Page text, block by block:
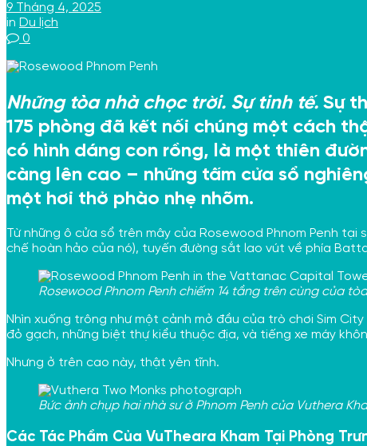
9 Tháng 4, 2025
in Du lịch
0
Những tòa nhà chọc trời. Sự tinh tế. Sự
175 phòng đã kết nối chúng một cách
có hình dáng con rồng, là một thiên
càng lên cao – những tấm cửa sổ
một hơi thở phào nhẹ nhõm.
Từ những ô cửa sổ trên mây của Rosewood Phnom Penh
chế hoàn hảo của nó), tuyến đường sắt lao vút về phía
Rosewood Phnom Penh chiếm 14 tầng trên cùng của
Nhìn xuống trông như một cảnh mở đầu của trò chơi Sim
đỏ gạch, những biệt thự kiểu thuộc địa, và tiếng xe máy
Nhưng ở trên cao này, thật yên tĩnh.
Bức ảnh chụp hai nhà sư ở Phnom Penh của Vuthera
Các Tác Phẩm Của VuTheara Kham Tại Phòng